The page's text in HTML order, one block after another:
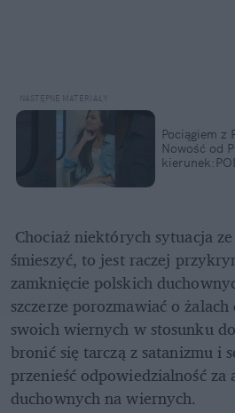
Pociągiem z
Nowość od
śmieszyć, to jest raczej
zamknięcie polskich
szczerze porozmawiać o
swoich wiernych w stosunku
bronić się tarczą z satanizmu i
przenieść odpowiedzialność za
duchownych na wiernych.